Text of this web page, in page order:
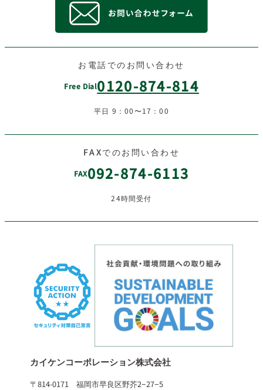
お電話でのお問い合わせ
Free Dial0120-874-814
平日 9：00〜17：00
FAXでのお問い合わせ
FAX092-874-6113
24時間受付
カイケンコーポレーション株式会社
〒814-0171 福岡市早良区野芥2−27−5